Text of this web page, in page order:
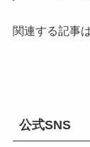
関連する記事
公式SNS